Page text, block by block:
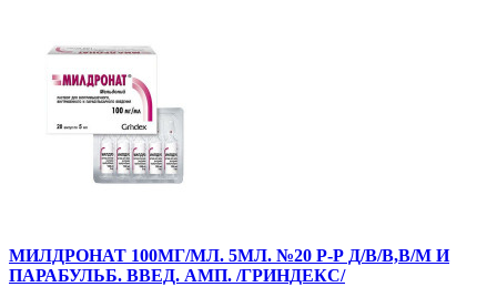
МИЛДРОНАТ 100МГ/МЛ. 5МЛ. №20 Р-Р Д/В/В,В/М И
ПАРАБУЛЬБ. ВВЕД. АМП. /ГРИНДЕКС/